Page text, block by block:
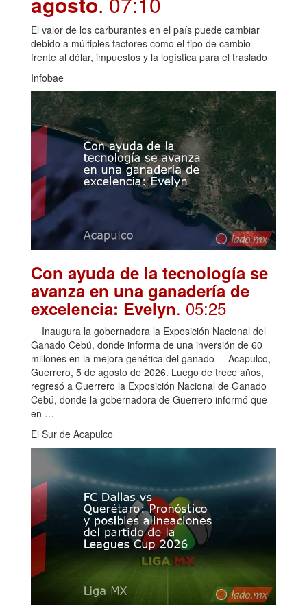
El valor de los carburantes en el país puede cambiar
debido a múltiples factores como el tipo de cambio
frente al dólar, impuestos y la logística para el traslado
Infobae
Con ayuda de la tecnología se
avanza en una ganadería de
excelencia: Evelyn. 05:25
Inaugura la gobernadora la Exposición Nacional del
Ganado Cebú, donde informa de una inversión de 60
millones en la mejora genética del ganado Acapulco,
Guerrero, 5 de agosto de 2026. Luego de trece años,
regresó a Guerrero la Exposición Nacional de Ganado
Cebú, donde la gobernadora de Guerrero informó que
en …
El Sur de Acapulco